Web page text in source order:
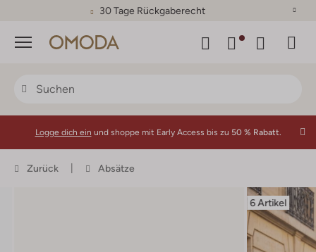
30 Tage Rückgaberecht
Menü
Logge dich ein und shoppe mit Early Access bis zu 50 % Rabatt.
Zurück Absätze
6 Artikel